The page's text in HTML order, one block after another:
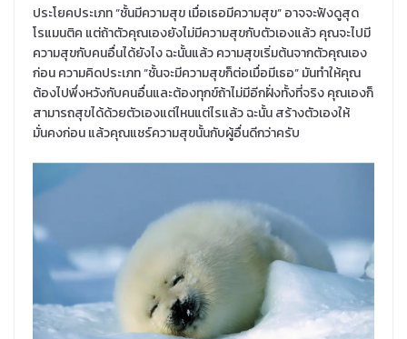
ประโยคประเภท “ชั้นมีความสุข เมื่อเธอมีความสุข” อาจจะฟังดูสุด
โรแมนติค แต่ถ้าตัวคุณเองยังไม่มีความสุขกับตัวเองแล้ว คุณจะไปมี
ความสุขกับคนอื่นได้ยังไง ฉะนั้นแล้ว ความสุขเริ่มต้นจากตัวคุณเอง
ก่อน ความคิดประเภท “ชั้นจะมีความสุขก็ต่อเมื่อมีเธอ” มันทำให้คุณ
ต้องไปพึ่งหวังกับคนอื่นและต้องทุกข์ถ้าไม่มีอีกฝั่งทั้งที่จริง คุณเองก็
สามารถสุขได้ด้วยตัวเองแต่ไหนแต่ไรแล้ว ฉะนั้น สร้างตัวเองให้
มั่นคงก่อน แล้วคุณแชร์ความสุขนั้นกับผู้อื่นดีกว่าครับ